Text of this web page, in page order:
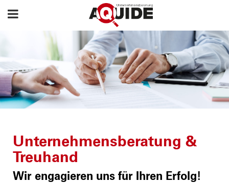
Unternehmensberatung &
Treuhand
Wir engagieren uns für Ihren Erfolg!